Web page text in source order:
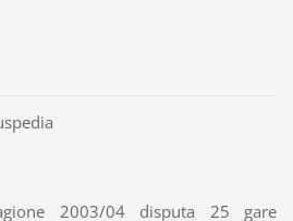
2003/04 disputa 25 gare